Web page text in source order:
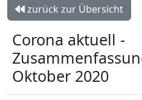
zurück zur Übersicht
Corona aktuell -
Oktober 2020